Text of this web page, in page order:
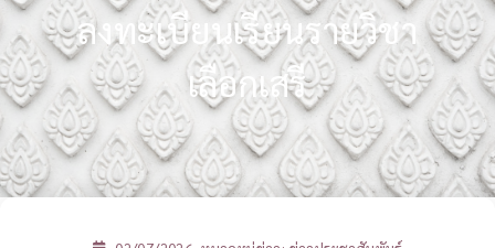
ลงทะเบียนเรียนรายวิชา
เลือกเสรี